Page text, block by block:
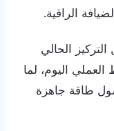
الراقية.
الحالي
اليوم، لما
طاقة جاهزة